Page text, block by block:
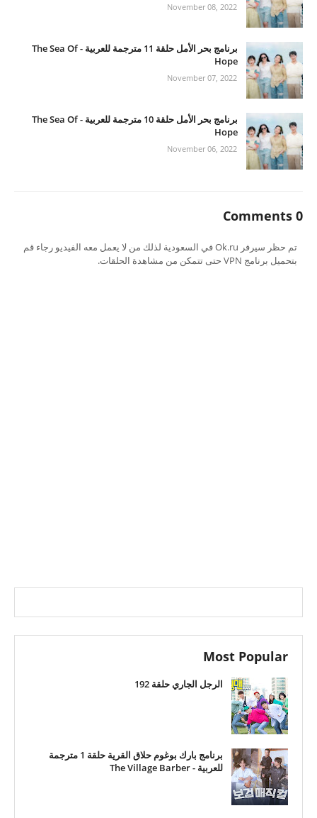
November 08, 2022
برنامج بحر الأمل حلقة 11 مترجمة للعربية - The Sea Of
Hope
November 07, 2022
برنامج بحر الأمل حلقة 10 مترجمة للعربية - The Sea Of
Hope
November 06, 2022
0 Comments
تم حظر سيرفر Ok.ru في السعودية لذلك من لا يعمل معه الفيديو رجاء قم
بتحميل برنامج VPN حتى تتمكن من مشاهدة الحلقات.
Most Popular
الرجل الجاري حلقة 192
برنامج بارك بوغوم حلاق القرية حلقة 1 مترجمة
للعربية - The Village Barber